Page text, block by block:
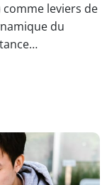
comme leviers de
du